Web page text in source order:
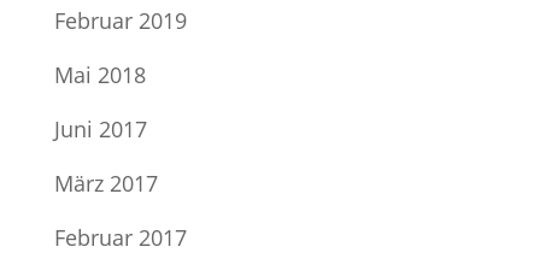
Februar 2019
Mai 2018
Juni 2017
März 2017
Februar 2017